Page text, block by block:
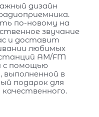
дизайн
по-новому на
звучание
и доставит
любимых
АМ/FM
с помощью
выполненной в
подарок для